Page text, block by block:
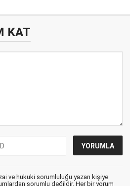
KAT
ve hukuki sorumluluğu yazan kişiye
sorumlu değildir. Her bir yorum